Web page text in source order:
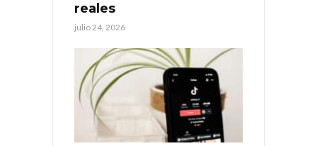
reales
julio 24, 2026